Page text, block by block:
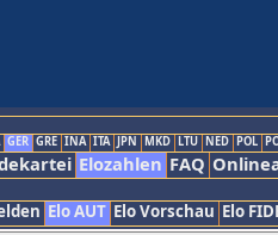
GER GRE INA ITA JPN MKD LTU NED POL
Elozahlen FAQ
Elo AUT Elo Vorschau Elo